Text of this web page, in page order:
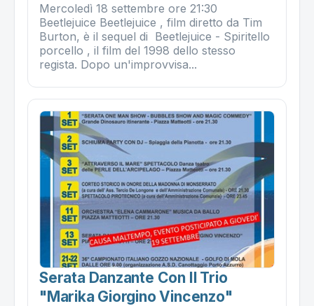
Mercoledì 18 settembre ore 21:30
Beetlejuice Beetlejuice , film diretto da Tim
Burton, è il sequel di Beetlejuice - Spiritello
porcello , il film del 1998 dello stesso
regista. Dopo un'improvvisa...
Serata Danzante Con Il Trio
"marika Giorgino Vincenzo"